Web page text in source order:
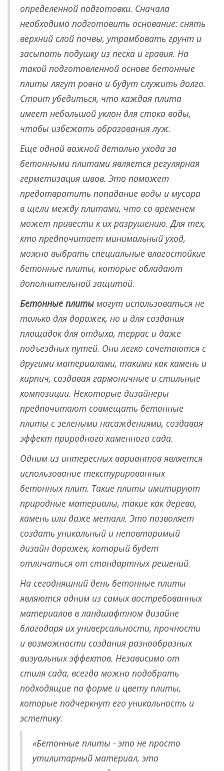
определенной подготовки. Сначала
необходимо подготовить основание: снять
верхний слой почвы, утрамбовать грунт и
засыпать подушку из песка и гравия. На
такой подготовленной основе бетонные
плиты лягут ровно и будут служить долго.
Стоит убедиться, что каждая плита
имеет небольшой уклон для стока воды,
чтобы избежать образования луж.
Еще одной важной деталью ухода за
бетонными плитами является регулярная
герметизация швов. Это поможет
предотвратить попадание воды и мусора
в щели между плитами, что со временем
может привести к их разрушению. Для тех,
кто предпочитает минимальный уход,
можно выбрать специальные влагостойкие
бетонные плиты, которые обладают
дополнительной защитой.
Бетонные плиты могут использоваться не
только для дорожек, но и для создания
площадок для отдыха, террас и даже
подъездных путей. Они легко сочетаются с
другими материалами, такими как камень и
кирпич, создавая гармоничные и стильные
композиции. Некоторые дизайнеры
предпочитают совмещать бетонные
плиты с зелеными насаждениями, создавая
эффект природного каменного сада.
Одним из интересных вариантов является
использование текстурированных
бетонных плит. Такие плиты имитируют
природные материалы, такие как дерево,
камень или даже металл. Это позволяет
создать уникальный и неповторимый
дизайн дорожек, который будет
отличаться от стандартных решений.
На сегодняшний день бетонные плиты
являются одним из самых востребованных
материалов в ландшафтном дизайне
благодаря их универсальности, прочности
и возможности создания разнообразных
визуальных эффектов. Независимо от
стиля сада, всегда можно подобрать
подходящие по форме и цвету плиты,
которые подчеркнут его уникальность и
эстетику.
«Бетонные плиты - это не просто
утилитарный материал, это